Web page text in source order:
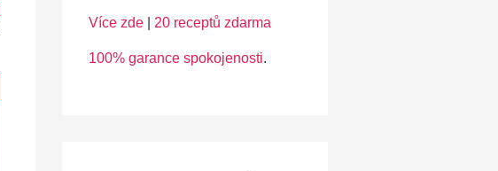
Více zde 20 receptů zdarma
100% garance spokojenosti.